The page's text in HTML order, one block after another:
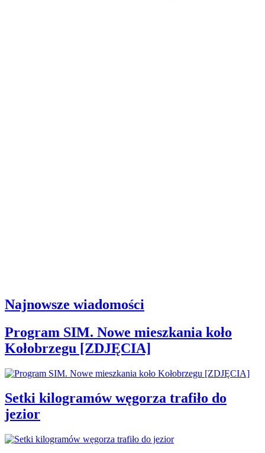
Najnowsze wiadomości
Program SIM. Nowe mieszkania koło
Kołobrzegu [ZDJĘCIA]
Setki kilogramów węgorza trafiło do
jezior